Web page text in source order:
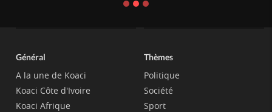
Général
A la une de Koaci
Koaci Côte d'Ivoire
Koaci Afrique
Thèmes
Politique
Société
Sport